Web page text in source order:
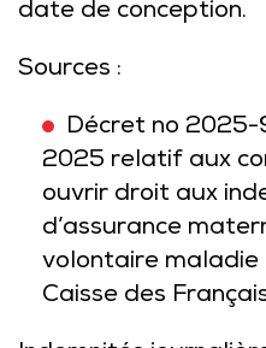
date de conception.
Sources :
Décret no
2025 relatif aux
ouvrir droit aux
d’assurance
volontaire
Caisse des